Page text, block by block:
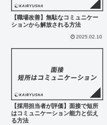
【職場改善】無駄なコミュニケー
ションから解放される方法
2025.02.10
【採用担当者が評価】面接で短所
はコミュニケーション能力と伝え
る方法